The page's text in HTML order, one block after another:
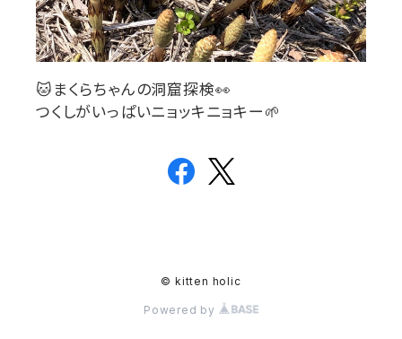
🐱 まくらちゃんの洞窟探検👀
つくしがいっぱいニョッキニョキー 🌱
© kitten holic
Powered by